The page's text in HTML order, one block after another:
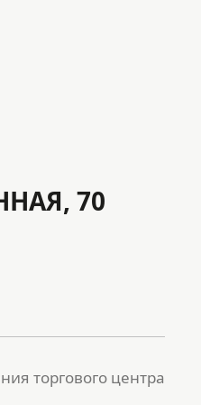
70
торгового центра